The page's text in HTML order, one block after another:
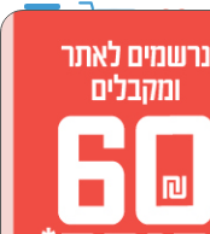
ריהוט חצר וגן